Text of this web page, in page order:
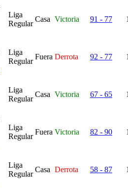
Liga
Regular
Casa Victoria 91 - 77
Liga
Regular
Fuera Derrota 92 - 77
Liga
Regular
Casa Victoria 67 - 65
Liga
Regular
Fuera Victoria 82 - 90
Liga
Regular
Casa Derrota 58 - 87